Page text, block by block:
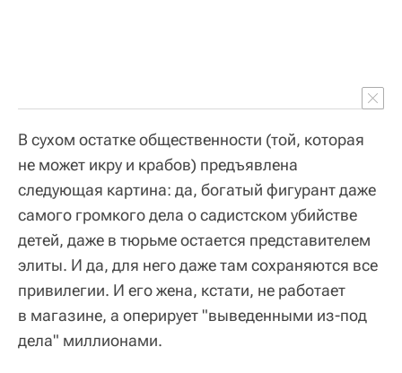
В сухом остатке общественности (той, которая
не может икру и крабов) предъявлена
следующая картина: да, богатый фигурант даже
самого громкого дела о садистском убийстве
детей, даже в тюрьме остается представителем
элиты. И да, для него даже там сохраняются все
привилегии. И его жена, кстати, не работает
в магазине, а оперирует "выведенными из-под
дела" миллионами.